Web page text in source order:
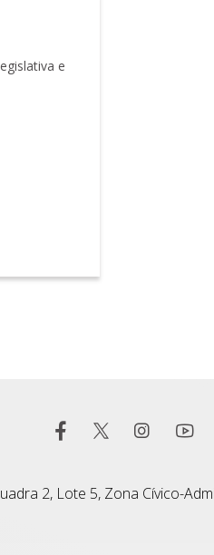
e
2, Lote 5, Zona Cívico-